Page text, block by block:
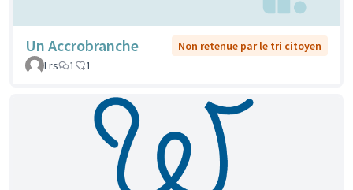
Un Accrobranche
Non retenue par le tri citoyen
Lrs
1 1